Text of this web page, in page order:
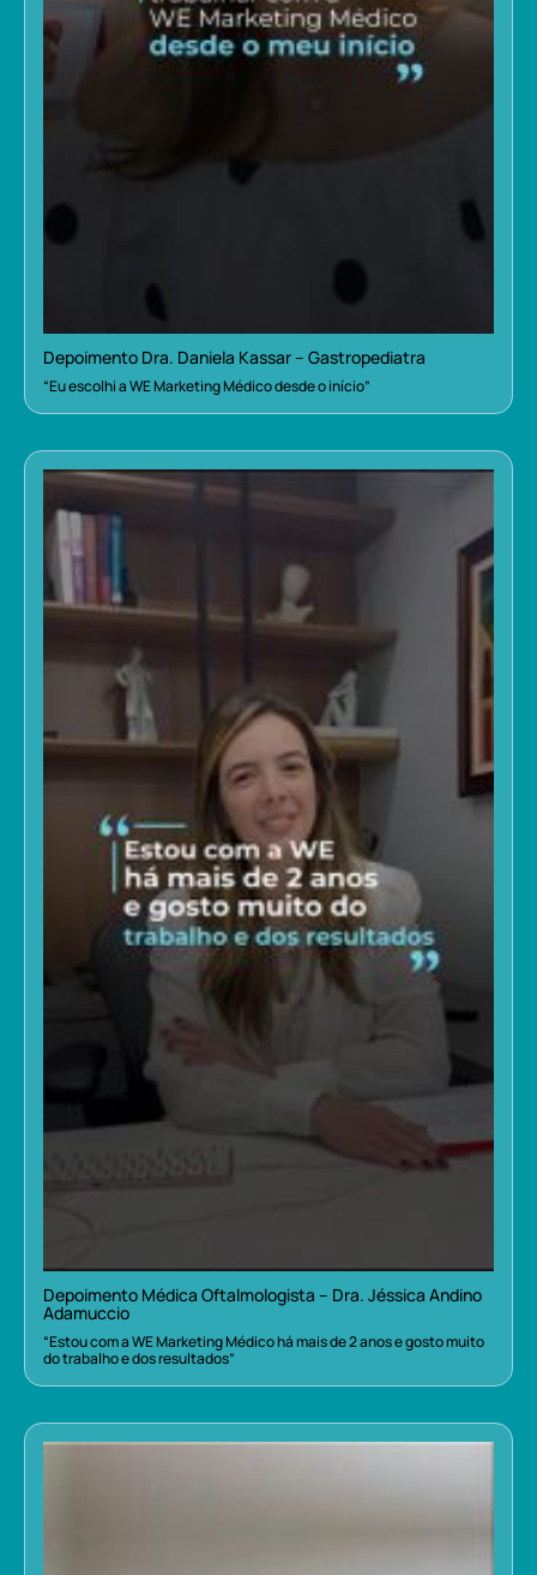
Depoimento Dra. Daniela Kassar – Gastropediatra
“Eu escolhi a WE Marketing Médico desde o início”
Depoimento Médica Oftalmologista – Dra. Jéssica Andino
Adamuccio
“Estou com a WE Marketing Médico há mais de 2 anos e gosto muito
do trabalho e dos resultados”